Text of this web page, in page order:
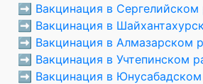
➡️ Вакцинация в Сергелийском
➡️ Вакцинация в
➡️ Вакцинация в Алмазарском
➡️ Вакцинация в Учтепинском
➡️ Вакцинация в